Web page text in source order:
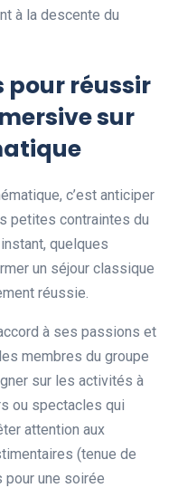
à la descente du
pour réussir
sur
c’est anticiper
petites contraintes du
quelques
un séjour classique
réussie.
à ses passions et
membres du groupe
sur les activités à
ou spectacles qui
attention aux
(tenue de
pour une soirée